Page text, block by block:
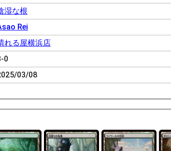
湿な根
Rei
れる屋横浜店
0
03/08